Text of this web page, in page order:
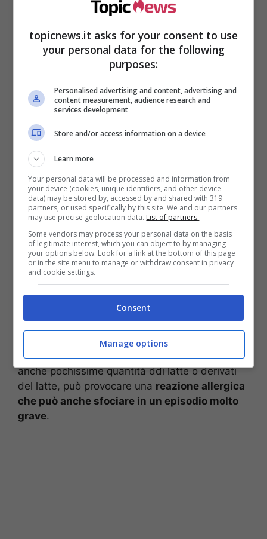
In questo caso, l’allergene è il latte, che non è
richiamo è 1838, e i lotti sono quelli che
seguono: 10122 tmc 11/09/2022 – 12622 tmc
06/10/2022 – 14022 tmc 20/10/2022 – 15022
tmc 30/10/2022 – 15522 tmc 04/11/2022 –
16722 tmc 16/11/2022 – 18122 tmc 30/11/2022.
Il Ministero esorta i possessori dei sopraccitati
lotti del prodotto,a riportarli nei negozi in cui li
soggetti allergici al latte da eventuali pericoli.
contro determinate proteine, per cui anche se
all’inizio possono non essere sintomatici, bere
anche pochissime quantità ddi latte o derivati
del latte, può provocare una reazione allergica
che può anche sfociare in un episodio molto
grave.
topicnews.it asks for your consent to use
your personal data for the following
purposes:
Personalised advertising and content, advertising and
content measurement, audience research and
services development
Store and/or access information on a device
Learn more
Your personal data will be processed and information from
your device (cookies, unique identifiers, and other device
data) may be stored by, accessed by and shared with 319
partners, or used specifically by this site. We and our partners
may use precise geolocation data. List of partners.
Some vendors may process your personal data on the basis
of legitimate interest, which you can object to by managing
your options below. Look for a link at the bottom of this page
or in the site menu to manage or withdraw consent in privacy
and cookie settings.
Consent
Manage options